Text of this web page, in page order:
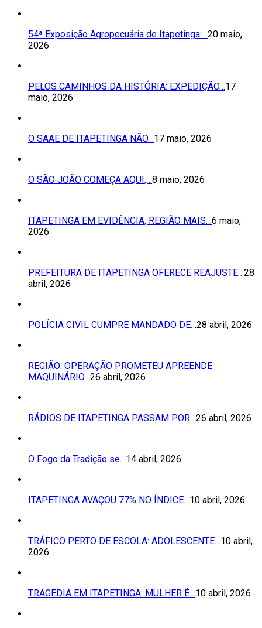
54ª Exposição Agropecuária de Itapetinga:…20 maio,
2026
PELOS CAMINHOS DA HISTÓRIA: EXPEDIÇÃO…17
maio, 2026
O SAAE DE ITAPETINGA NÃO…17 maio, 2026
O SÃO JOÃO COMEÇA AQUI,…8 maio, 2026
ITAPETINGA EM EVIDÊNCIA, REGIÃO MAIS…6 maio,
2026
PREFEITURA DE ITAPETINGA OFERECE REAJUSTE…28
abril, 2026
POLÍCIA CIVIL CUMPRE MANDADO DE…28 abril, 2026
REGIÃO: OPERAÇÃO PROMETEU APREENDE
MAQUINÁRIO…26 abril, 2026
RÁDIOS DE ITAPETINGA PASSAM POR…26 abril, 2026
O Fogo da Tradição se…14 abril, 2026
ITAPETINGA AVAÇOU 77% NO ÍNDICE…10 abril, 2026
TRÁFICO PERTO DE ESCOLA: ADOLESCENTE…10 abril,
2026
TRAGÉDIA EM ITAPETINGA: MULHER É…10 abril, 2026